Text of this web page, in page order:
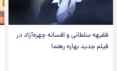
فقیهه سلطانی و افسانه چهره‌آزاد در
فیلم جدید بهاره رهنما